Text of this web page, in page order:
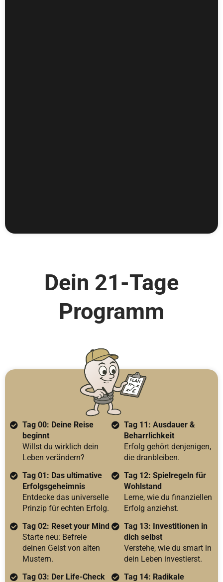
Dein 21-Tage
Programm
Tag 00: Deine Reise
beginnt
Willst du wirklich dein
Leben verändern?
Tag 01: Das ultimative
Erfolgsgeheimnis
Entdecke das universelle
Prinzip für echten Erfolg.
Tag 02: Reset your Mind
Starte neu: Befreie
deinen Geist von alten
Mustern.
Tag 03: Der Life-Check
Tag 11: Ausdauer &
Beharrlichkeit
Erfolg gehört denjenigen,
die dranbleiben.
Tag 12: Spielregeln für
Wohlstand
Lerne, wie du finanziellen
Erfolg anziehst.
Tag 13: Investitionen in
dich selbst
Verstehe, wie du smart in
dein Leben investierst.
Tag 14: Radikale